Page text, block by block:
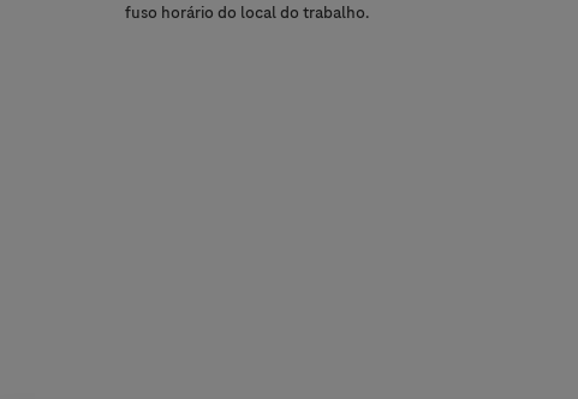
fuso horário do local do trabalho.